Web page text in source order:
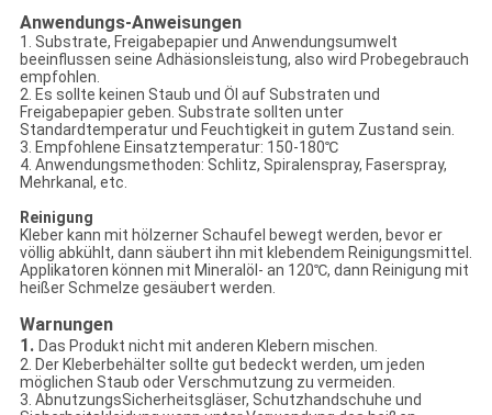
Anwendungs-Anweisungen
1. Substrate, Freigabepapier und Anwendungsumwelt
beeinflussen seine Adhäsionsleistung, also wird Probegebrauch
empfohlen.
2. Es sollte keinen Staub und Öl auf Substraten und
Freigabepapier geben. Substrate sollten unter
Standardtemperatur und Feuchtigkeit in gutem Zustand sein.
3. Empfohlene Einsatztemperatur: 150-180℃
4. Anwendungsmethoden: Schlitz, Spiralenspray, Faserspray,
Mehrkanal, etc.
Reinigung
Kleber kann mit hölzerner Schaufel bewegt werden, bevor er
völlig abkühlt, dann säubert ihn mit klebendem Reinigungsmittel.
Applikatoren können mit Mineralöl- an 120℃, dann Reinigung mit
heißer Schmelze gesäubert werden.
Warnungen
1. Das Produkt nicht mit anderen Klebern mischen.
2. Der Kleberbehälter sollte gut bedeckt werden, um jeden
möglichen Staub oder Verschmutzung zu vermeiden.
3. AbnutzungsSicherheitsgläser, Schutzhandschuhe und